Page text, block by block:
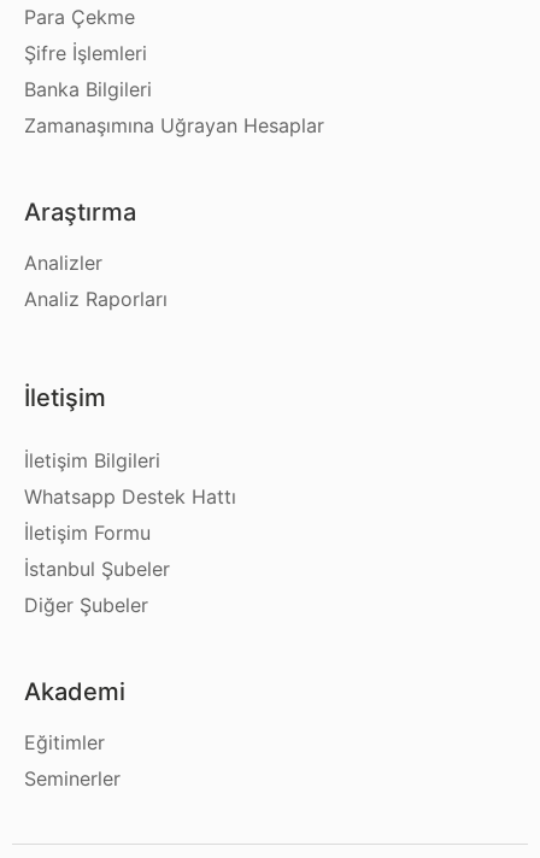
Para Çekme
Şifre İşlemleri
Banka Bilgileri
Zamanaşımına Uğrayan Hesaplar
Araştırma
Analizler
Analiz Raporları
İletişim
İletişim Bilgileri
Whatsapp Destek Hattı
İletişim Formu
İstanbul Şubeler
Diğer Şubeler
Akademi
Eğitimler
Seminerler